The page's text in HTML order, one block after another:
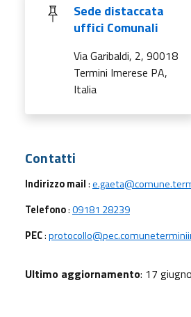
Sede distaccata
uffici Comunali
Via Garibaldi, 2, 90018
Termini Imerese PA,
Italia
Contatti
Indirizzo mail:
Telefono:09181 28239
PEC:
Ultimo aggiornamento: 17